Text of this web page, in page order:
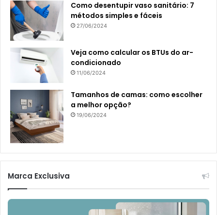
Como desentupir vaso sanitário: 7
métodos simples e fáceis
27/06/2024
Veja como calcular os BTUs do ar-
condicionado
11/06/2024
Tamanhos de camas: como escolher
a melhor opção?
19/06/2024
Marca Exclusiva